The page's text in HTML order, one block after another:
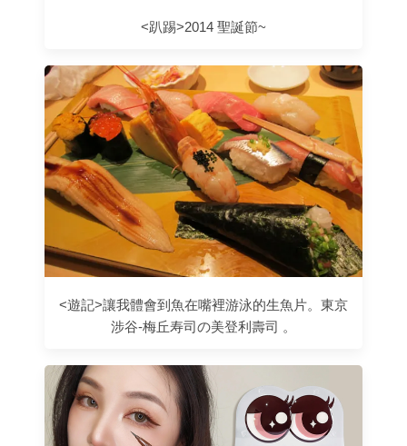
<趴踢>2014 聖誕節~
<遊記>讓我體會到魚在嘴裡游泳的生魚片。東京
涉谷-梅丘寿司の美登利壽司 。